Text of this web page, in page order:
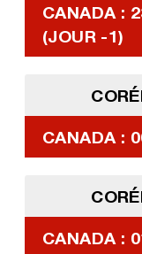
CANADA :
(JOUR -1)
CANADA :
CANADA :